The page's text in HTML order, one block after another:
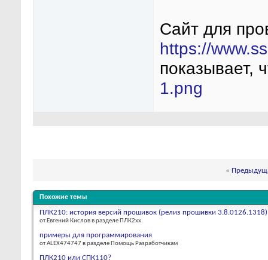
Сайт для
https://
показывает,
1.png
«
Похожие темы
ПЛК210: история версий прошивок (релиз прошивки 3.8.0126.1318)
от Евгений Кислов в разделе ПЛК2хх
примеры для программирования
от ALEX474747 в разделе Помощь Разработчикам
ПЛК210 или СПК110?